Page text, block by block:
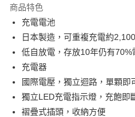
臺灣中小企業銀行
匯豐（台灣）商業銀行
聯邦商業銀行
元大商業銀行
玉山商業銀行
台灣樂天信用卡公司
上海商業儲蓄銀行
國泰世華商業銀行
匯豐（台灣）商業銀行
聯邦商業銀行
元大商業銀行
玉山商業銀行
台新國際商業銀行
LINE Pay
Apple Pay
街口支付
Google Pay
大哥付你分期
相關說明
商品特色
充電電池
日本製造，可重複充電約
低自放電，存放10年仍有70%
充電器
國際電壓，獨立迴路，單顆即
獨立LED充電指示燈，充飽即
褶疊式插頭，收納方便